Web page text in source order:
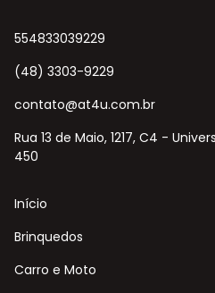
554833039229
(48) 3303-9229
contato@at4u.com.br
Rua 13 de Maio, 1217, C4 -
450
Início
Brinquedos
Carro e Moto